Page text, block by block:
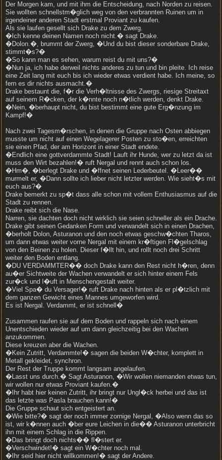
Der Morgen kam, und mit ihm die Entscheidung, nach Norden zu reisen.
Sie wollten schnellstm�glich weg von den verbrannten Ruinen um in
irgendeiner anderen Stadt erstmal Proviant zu kaufen.
Als sie laufen gesellt sich Drake zu dem Zwerg.
�Ich kenne deinen Namen noch nicht.� sagt Drake.
�Dolon.�, brummt der Zwerg, �Und du bist dieser sonderbare Drake,
stimmt�s?�
�So kann man es sehen, warum reist du mit uns?�
�Nun ja, ich habe derweil nichts anderes zu tun und bin pleite. Ich reise
eine Zeit lang mit euch bis ich wieder etwas verdient habe. Ich meine, so
fern es dir nichts ausmacht.�
Drake bestaunt die, f�r die Verh�ltnisse des Zwergs, riesige Streitaxt
auf seinem R�cken, der k�nnte noch n�tlich werden, denkt Drake.
�Nein, �berhaupt nicht, du bist bestimmt eine gute Erg�nzung im
Kampf!�
Nach zwei Tagesm�rschen, in denen die Gruppe nach Osten abbiegen
musste um nicht auf einen Wegelagerer Posten zu sto�en, erreichten
sie einen Pfad, der am Horizont in einer Stadt endete.
�Endlich eine gottverdammte Stadt! Lauft ihr Hunde, wer zu letzt da ist
muss den Wirt bezahlen!� ruft Nergal und rennt auch schon los.
�Hm�, �berlegt Drake und �ffnet seinen Lederbeutel. �Leer��
murmelt er, �Dann sollte ich lieber nicht letzter werden. Wie sieht�s mit
euch aus?�
Drake bemerkt zu sp�t dass alle schon mit vollem Enthusiasmus auf die
Stadt zu rennen.
Drake reibt sich die Nase.
Narren, sie dachten doch nicht wirklich sie seien schneller als ein Drache.
Drake gibt seinen Gedanken Form und verwandelt sich in einen Drachen,
�berholt Dolon, Asturanon und den noch etwas geschw�chten Tharos,
um dann etwas weiter vorne Nergal mit einem kr�ftigen Fl�gelschlag
von den Beinen zu holen. Dieser f�llt hin, und rollt noch drei Schritt
weiter den Boden entlang.
�DU VERDAMMTER�� doch Drake kann den Rest nicht h�ren, denn
au�er Sichtweite der Wachen verwandelt er sich hinter einem Fels
zur�ck und l�uft in Menschengestalt weiter.
�Viel Spa� du Versager!� ruft Drake nach hinten als er pl�tzlich mit
dem ganzen Gewicht eines Mannes umgeworfen wird.
Es ist Nergal. Verdammt, er ist schnell�
Zusammen raufen sie auf dem Boden und rappeln sich nach einem
Unentschieden wieder auf um dann gleichzeitig bei den Wachen
anzukommen.
Diese kreuzen aber die Wachen.
�Kein Zutritt, Verdammte!� sagen die beiden W�chter, komplett in
Metall gekleidet, synchron.
Der Rest der Truppe kommt langsam angelaufen.
�Lasst uns durch.� Sagt Asturanon, �Wir wollen niemanden etwas tun,
wir wollen nur etwas Proviant kaufen.�
�Ihr habt hier keinen Zutritt, ihr bringt nur Ungl�ck herbei und das ist
das letzte was Pasla brauchen kann!�
Die Gruppe schaut sich entgeistert an.
�Wie bitte?� sagt der noch immer zornige Nergal, �Also wenn das so
ist, wir k�nnen auch �ber eure Leichen in die�� Asturanon unterbricht
ihn mit einem Schlag in die Rippen.
�Das bringt doch nichts�� fl�stert er.
�Verschwindet!� sagt ein W�chter noch mal.
�Ihr seid hier nicht willkommen!� sagt der Andere.